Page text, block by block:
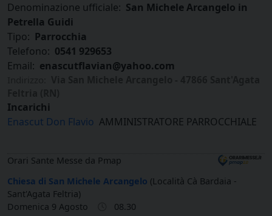
Denominazione ufficiale: San Michele Arcangelo in
Petrella Guidi
Tipo: Parrocchia
Telefono: 0541 929653
Email: enascutflavian@yahoo.com
Incarichi
Enascut Don Flavio AMMINISTRATORE PARROCCHIALE
Orari Sante Messe da Pmap
Chiesa di San Michele Arcangelo (Località Cà Bardaia -
Sant'Agata Feltria)
Domenica 9 Agosto
08.30